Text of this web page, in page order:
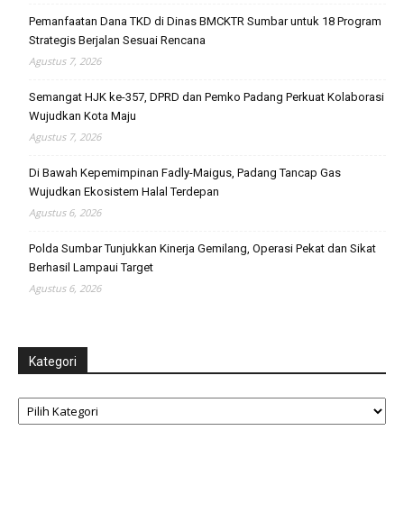
Pemanfaatan Dana TKD di Dinas BMCKTR Sumbar untuk 18 Program
Strategis Berjalan Sesuai Rencana
Agustus 7, 2026
Semangat HJK ke-357, DPRD dan Pemko Padang Perkuat Kolaborasi
Wujudkan Kota Maju
Agustus 7, 2026
Di Bawah Kepemimpinan Fadly-Maigus, Padang Tancap Gas
Wujudkan Ekosistem Halal Terdepan
Agustus 6, 2026
Polda Sumbar Tunjukkan Kinerja Gemilang, Operasi Pekat dan Sikat
Berhasil Lampaui Target
Agustus 6, 2026
Kategori
Kategori